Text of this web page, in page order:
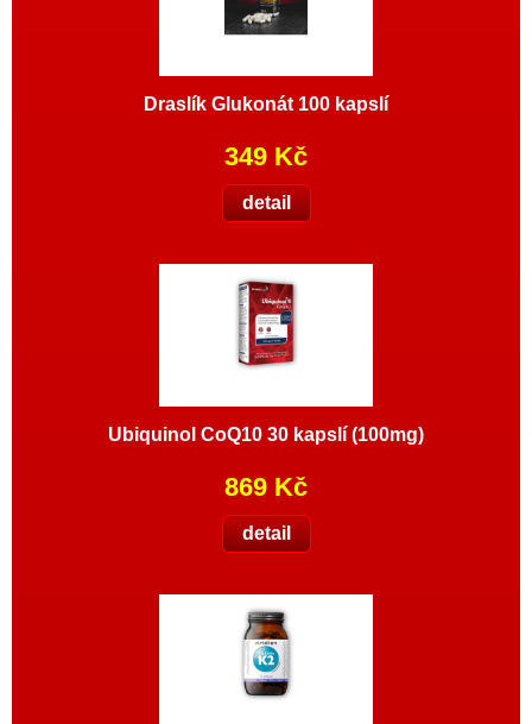
Draslík Glukonát 100 kapslí
349 Kč
detail
Ubiquinol CoQ10 30 kapslí (100mg)
869 Kč
detail